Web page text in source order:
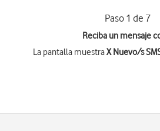
Paso 1 de 7
Reciba un mensaje
La pantalla muestraX Nuevo/s